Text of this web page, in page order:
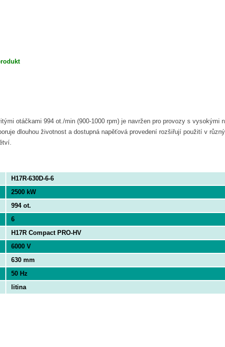
otáčkami 994 ot./min (900-1000 rpm) je navržen pro provozy s vysokými
dlouhou životnost a dostupná napěťová provedení rozšiřují použití v
H17R-630D-6-6
2500 kW
994 ot.
6
H17R Compact PRO-HV
6000 V
630 mm
50 Hz
litina